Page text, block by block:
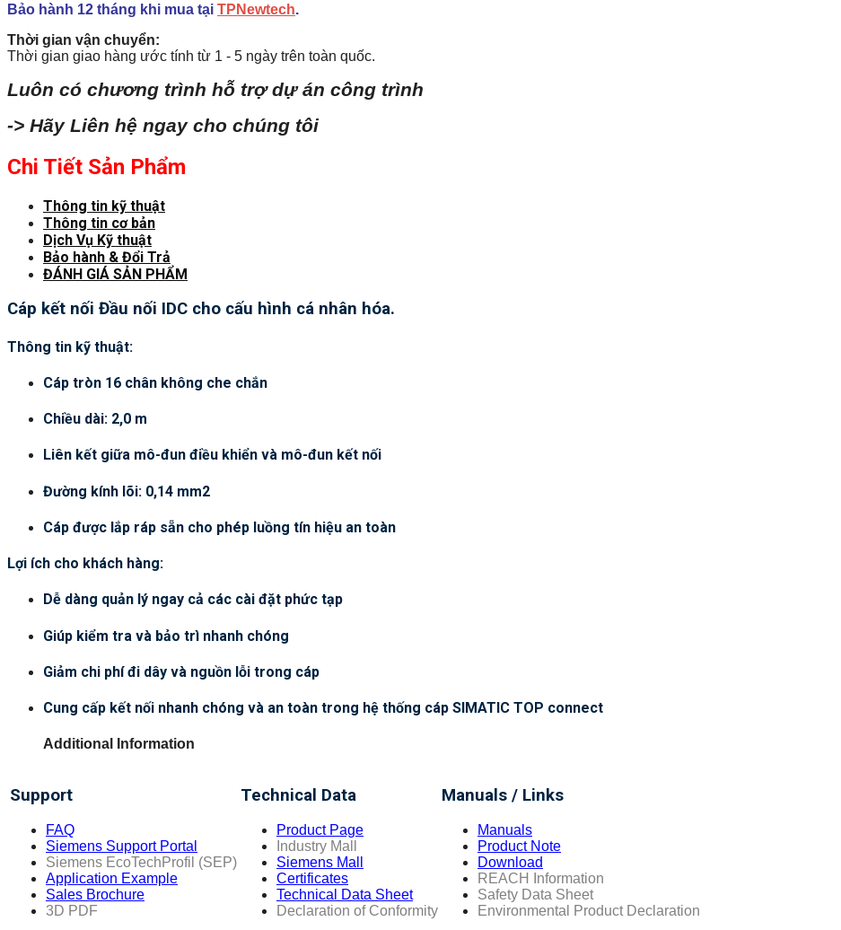
Bảo hành 12 tháng khi mua tại TPNewtech.
Thời gian vận chuyển:
Thời gian giao hàng ước tính từ 1 - 5 ngày trên toàn quốc.
Luôn có chương trình hỗ trợ dự án công trình
-> Hãy Liên hệ ngay cho chúng tôi
Chi Tiết Sản Phẩm
Thông tin kỹ thuật
Thông tin cơ bản
Dịch Vụ Kỹ thuật
Bảo hành & Đổi Trả
ĐÁNH GIÁ SẢN PHẨM
Cáp kết nối Đầu nối IDC cho cấu hình cá nhân hóa.
Thông tin kỹ thuật:
Cáp tròn 16 chân không che chắn
Chiều dài: 2,0 m
Liên kết giữa mô-đun điều khiển và mô-đun kết nối
Đường kính lõi: 0,14 mm2
Cáp được lắp ráp sẵn cho phép luồng tín hiệu an toàn
Lợi ích cho khách hàng:
Dễ dàng quản lý ngay cả các cài đặt phức tạp
Giúp kiểm tra và bảo trì nhanh chóng
Giảm chi phí đi dây và nguồn lỗi trong cáp
Cung cấp kết nối nhanh chóng và an toàn trong hệ thống cáp SIMATIC TOP connect
Additional Information
Support
FAQ
Siemens Support Portal
Siemens EcoTechProfil (SEP)
Application Example
Sales Brochure
3D PDF
Technical Data
Product Page
Industry Mall
Siemens Mall
Certificates
Technical Data Sheet
Declaration of Conformity
Manuals / Links
Manuals
Product Note
Download
REACH Information
Safety Data Sheet
Environmental Product Declaration